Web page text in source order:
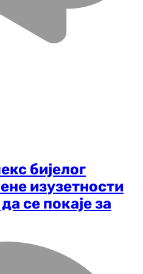
бијелог
изузетности
се покаје за